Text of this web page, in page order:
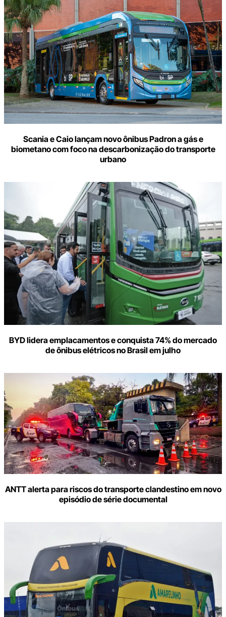
Scania e Caio lançam novo ônibus Padron a gás e
biometano com foco na descarbonização do transporte
urbano
BYD lidera emplacamentos e conquista 74% do mercado
de ônibus elétricos no Brasil em julho
ANTT alerta para riscos do transporte clandestino em novo
episódio de série documental